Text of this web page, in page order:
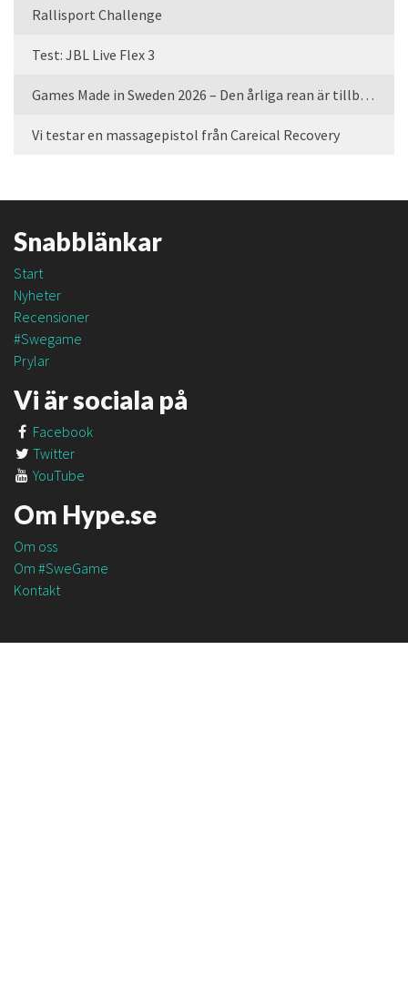
Rallisport Challenge
Test: JBL Live Flex 3
Games Made in Sweden 2026 – Den årliga rean är tillbaka
Vi testar en massagepistol från Careical Recovery
Snabblänkar
Start
Nyheter
Recensioner
#Swegame
Prylar
Vi är sociala på
Facebook
Twitter
YouTube
Om Hype.se
Om oss
Om #SweGame
Kontakt